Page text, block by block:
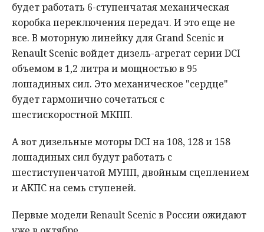
будет работать 6-ступенчатая механическая
коробка переключения передач. И это еще не
все. В моторную линейку для Grand Scenic и
Renault Scenic войдет дизель-агрегат серии DCI
объемом в 1,2 литра и мощностью в 95
лошадиных сил. Это механическое "сердце"
будет гармонично сочетаться с
шестискоростной МКПП.
А вот дизельные моторы DCI на 108, 128 и 158
лошадиных сил будут работать с
шестиступенчатой МУПП, двойным сцеплением
и АКПС на семь ступеней.
Первые модели Renault Scenic в России ожидают